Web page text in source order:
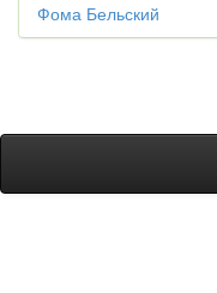
Фома Бельский